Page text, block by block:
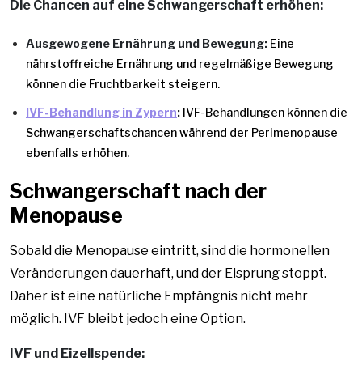
Die Chancen auf eine Schwangerschaft erhöhen:
Ausgewogene Ernährung und Bewegung: Eine
nährstoffreiche Ernährung und regelmäßige Bewegung
können die Fruchtbarkeit steigern.
IVF-Behandlung in Zypern: IVF-Behandlungen können die
Schwangerschaftschancen während der Perimenopause
ebenfalls erhöhen.
Schwangerschaft nach der
Menopause
Sobald die Menopause eintritt, sind die hormonellen
Veränderungen dauerhaft, und der Eisprung stoppt.
Daher ist eine natürliche Empfängnis nicht mehr
möglich. IVF bleibt jedoch eine Option.
IVF und Eizellspende: